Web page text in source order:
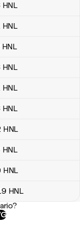
HNL
HNL
HNL
HNL
HNL
HNL
HNL
HNL
HNL
HNL